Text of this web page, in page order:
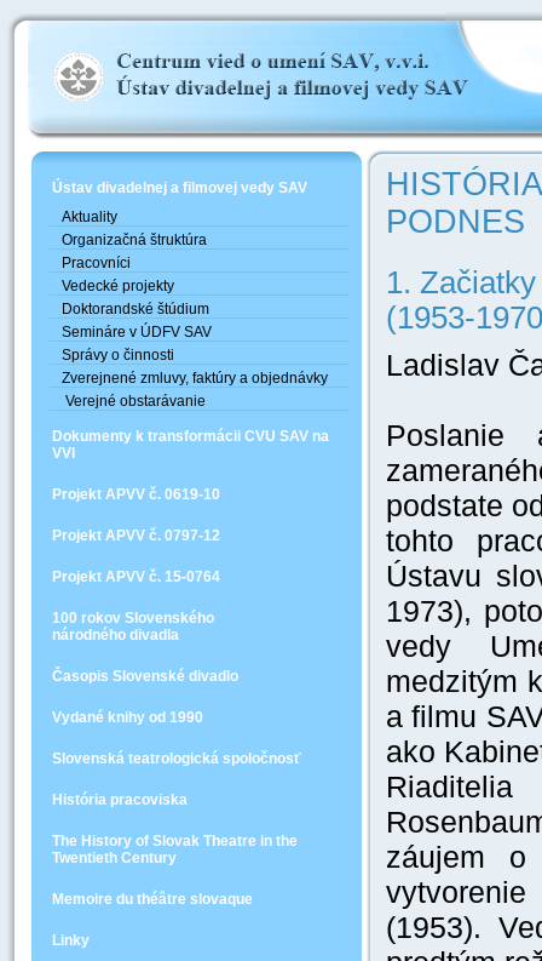
Ústav divadelnej a filmovej vedy SAV
Aktuality
Organizačná štruktúra
Pracovníci
Vedecké projekty
Doktorandské štúdium
Semináre v ÚDFV SAV
Správy o činnosti
Zverejnené zmluvy, faktúry a objednávky
Verejné obstarávanie
Dokumenty k transformácii CVU SAV na
VVI
Projekt APVV č. 0619-10
Projekt APVV č. 0797-12
Projekt APVV č. 15-0764
100 rokov Slovenského
národného divadla
Časopis Slovenské divadlo
Vydané knihy od 1990
Slovenská teatrologická spoločnosť
História pracoviska
The History of Slovak Theatre in the
Twentieth Century
Memoire du théâtre slovaque
Linky
PODNES
1.
(1953-
Ladislav
Poslanie
podstate
tohto
Ústavu
1973),
vedy
medzitým
a filmu
ako
záujem
(1953).